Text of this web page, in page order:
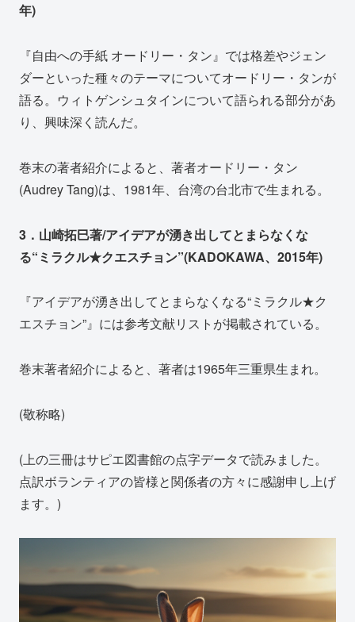
年)
『自由への手紙 オードリー・タン』では格差やジェン
ダーといった種々のテーマについてオードリー・タンが
語る。ウィトゲンシュタインについて語られる部分があ
り、興味深く読んだ。
巻末の著者紹介によると、著者オードリー・タン
(Audrey Tang)は、1981年、台湾の台北市で生まれる。
3．山崎拓巳著/アイデアが湧き出してとまらなくな
る“ミラクル★クエスチョン”(KADOKAWA、2015年)
『アイデアが湧き出してとまらなくなる“ミラクル★ク
エスチョン”』には参考文献リストが掲載されている。
巻末著者紹介によると、著者は1965年三重県生まれ。
(敬称略)
(上の三冊はサピエ図書館の点字データで読みました。
点訳ボランティアの皆様と関係者の方々に感謝申し上げ
ます。)